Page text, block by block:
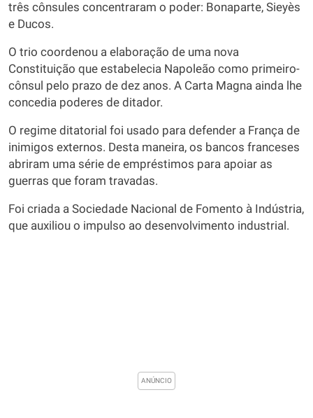
três cônsules concentraram o poder: Bonaparte, Sieyès
e Ducos.
O trio coordenou a elaboração de uma nova
Constituição que estabelecia Napoleão como primeiro-
cônsul pelo prazo de dez anos. A Carta Magna ainda lhe
concedia poderes de ditador.
O regime ditatorial foi usado para defender a França de
inimigos externos. Desta maneira, os bancos franceses
abriram uma série de empréstimos para apoiar as
guerras que foram travadas.
Foi criada a Sociedade Nacional de Fomento à Indústria,
que auxiliou o impulso ao desenvolvimento industrial.